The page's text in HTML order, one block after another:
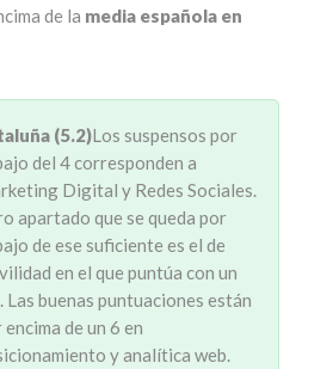
de la media española en
(5.2)Los suspensos por
del 4 corresponden a
Digital y Redes Sociales.
apartado que se queda por
de ese suficiente es el de
en el que puntúa con un
Las buenas puntuaciones están
encima de un 6 en
y analítica web.